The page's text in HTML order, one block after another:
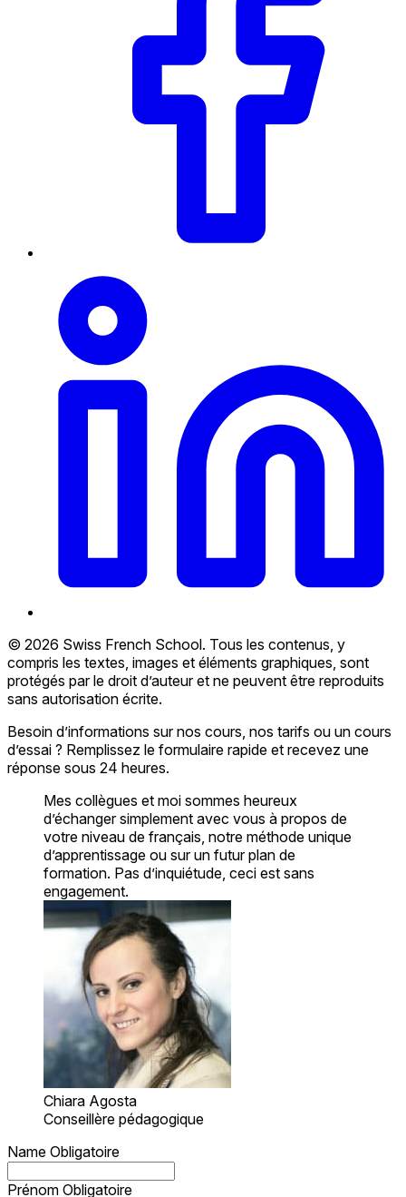
© 2026 Swiss French School. Tous les contenus, y
compris les textes, images et éléments graphiques, sont
protégés par le droit d’auteur et ne peuvent être reproduits
sans autorisation écrite.
Besoin d’informations sur nos cours, nos tarifs ou un cours
d’essai ? Remplissez le formulaire rapide et recevez une
réponse sous 24 heures.
Mes collègues et moi sommes heureux
d’échanger simplement avec vous à propos de
votre niveau de français, notre méthode unique
d’apprentissage ou sur un futur plan de
formation. Pas d’inquiétude, ceci est sans
engagement.
Chiara Agosta
Conseillère pédagogique
Name Obligatoire
Prénom Obligatoire